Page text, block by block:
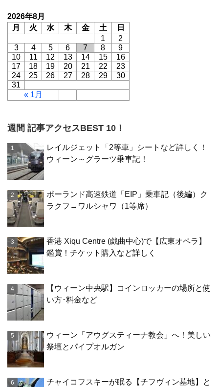
2026年8月
月
火 水 木 金 土 日
« 1月
1
2
3
4 5 6 7 8
9
10
11 12 13 14 15
16
17
18 19 20 21 22
23
24
25 26 27 28 29
30
31
週間 記事アクセスBEST 10！
レイルジェット「2等車」シートなど詳しく！
ウィーン～グラーツ乗車記！
ポーランド高速鉄道「EIP」乗車記（後編）ク
ラクフ→ワルシャワ（1等席）
香港 Xiqu Centre (戯曲中心)で【広東オペラ】
鑑賞！チケット購入など詳しく
【ウィーン中央駅】コインロッカーの場所と使
い方･料金など
ウィーン「アウグスティーナ教会」へ！美しい
祭壇とパイプオルガン
チャイコフスキーが眠る【チフヴィン墓地】と